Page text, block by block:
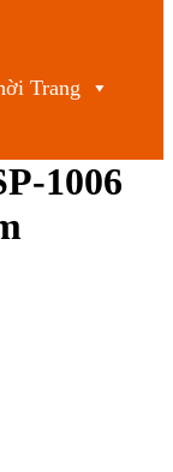
Trang
1006